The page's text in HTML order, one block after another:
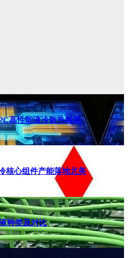
高性能液冷散热格局
核心组件产能落地北美
种类及对比